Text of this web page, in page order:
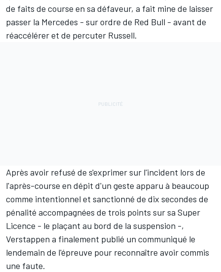
de faits de course en sa défaveur, a fait mine de laisser
passer la Mercedes - sur ordre de Red Bull - avant de
réaccélérer et de percuter Russell.
Après avoir refusé de s'exprimer sur l'incident lors de
l'après-course en dépit d'un geste apparu à beaucoup
comme intentionnel et sanctionné de dix secondes de
pénalité accompagnées de trois points sur sa Super
Licence - le plaçant au bord de la suspension -,
Verstappen a finalement publié un communiqué le
lendemain de l'épreuve pour reconnaître avoir commis
une faute.